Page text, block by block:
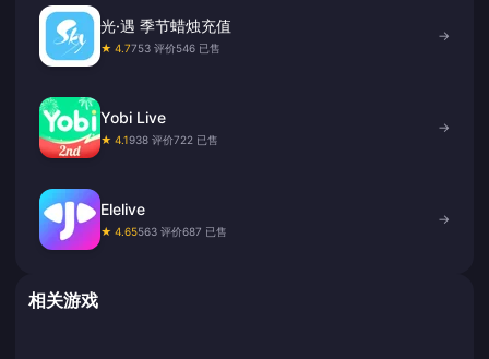
光·遇 季节蜡烛充值
★ 4.7753 评价546 已售
→
Yobi Live
★ 4.1938 评价722 已售
→
Elelive
★ 4.65563 评价687 已售
→
相关游戏